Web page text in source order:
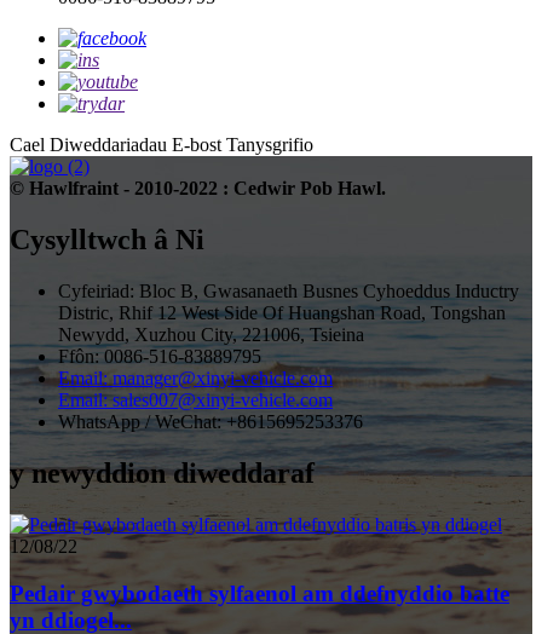
Cael Diweddariadau E-bost Tanysgrifio
© Hawlfraint - 2010-2022 : Cedwir Pob Hawl.
Cysylltwch â Ni
Cyfeiriad: Bloc B, Gwasanaeth Busnes Cyhoeddus Inductry
Distric, Rhif 12 West Side Of Huangshan Road, Tongshan
Newydd, Xuzhou City, 221006, Tsieina
Ffôn: 0086-516-83889795
Email: manager@xinyi-vehicle.com
Email: sales007@xinyi-vehicle.com
WhatsApp / WeChat: +8615695253376
y newyddion diweddaraf
12/08/22
Pedair gwybodaeth sylfaenol am ddefnyddio batte
yn ddiogel...